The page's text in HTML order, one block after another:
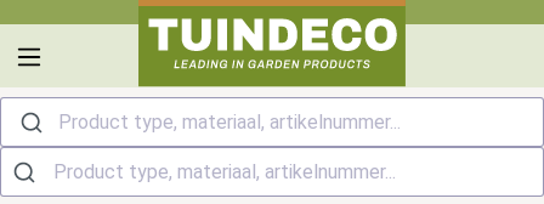
Product type, materiaal, artikelnummer...